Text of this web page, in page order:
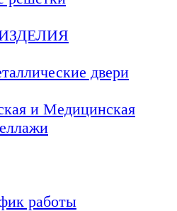
двери
и Медицинская
работы